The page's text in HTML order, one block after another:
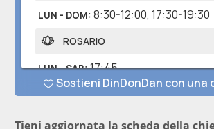
Tieni aggiornata la scheda della